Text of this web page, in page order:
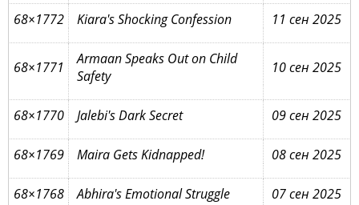
68×1772 Kiara's Shocking Confession 11 сен 2025
68×1771
Armaan Speaks Out on Child
Safety
10 сен 2025
68×1770 Jalebi's Dark Secret 09 сен 2025
68×1769 Maira Gets Kidnapped! 08 сен 2025
68×1768 Abhira's Emotional Struggle 07 сен 2025